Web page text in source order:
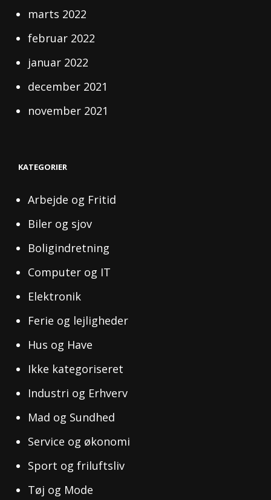
marts 2022
februar 2022
januar 2022
december 2021
november 2021
KATEGORIER
Arbejde og Fritid
Biler og sjov
Boligindretning
Computer og IT
Elektronik
Ferie og lejligheder
Hus og Have
Ikke kategoriseret
Industri og Erhverv
Mad og Sundhed
Service og økonomi
Sport og friluftsliv
Tøj og Mode